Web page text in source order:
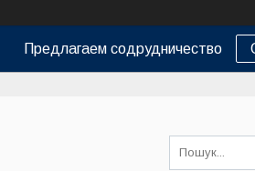
Предлагаем содрудничество